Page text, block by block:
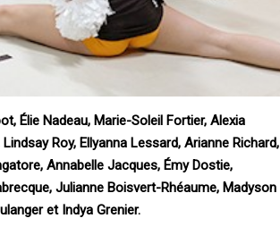
Élie Nadeau, Marie-Soleil Fortier, Alexia
Roy, Ellyanna Lessard, Arianne Richard,
Annabelle Jacques, Émy Dostie,
Julianne Boisvert-Rhéaume, Madyson
et Indya Grenier.